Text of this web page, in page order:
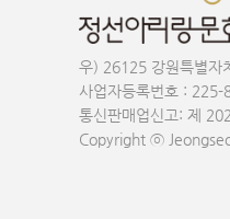
우) 26125 강원특별자
사업자등록번호 :
통신판매업신고: 제
Copyright ⓒ